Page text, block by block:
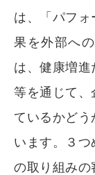
は、「パフ
果を外部へ
は、健康増
等を通じて
ているかど
います。３
の取り組みの